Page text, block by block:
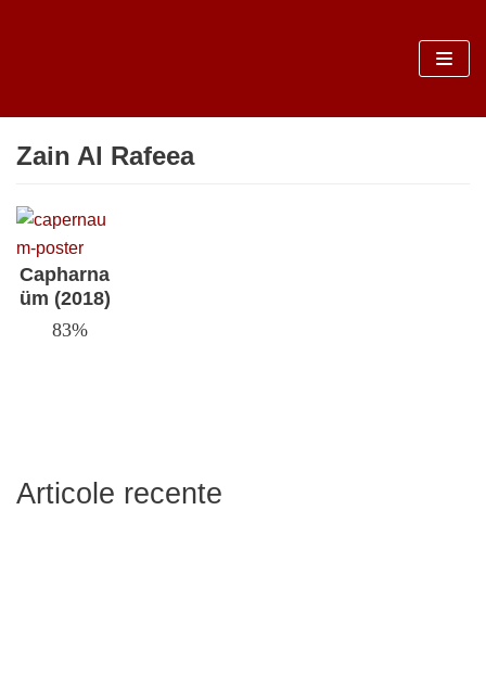
conținut
Zain Al Rafeea
Capharna
üm (2018)
83%
Articole recente